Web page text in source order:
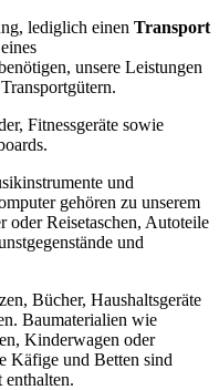
lediglich einen Transport
unsere Leistungen
Fitnessgeräte sowie
und
gehören zu unserem
oder Reisetaschen, Autoteile
und
Bücher, Haushaltsgeräte
Baumaterialien wie
Kinderwagen oder
Käfige und Betten sind
enthalten.